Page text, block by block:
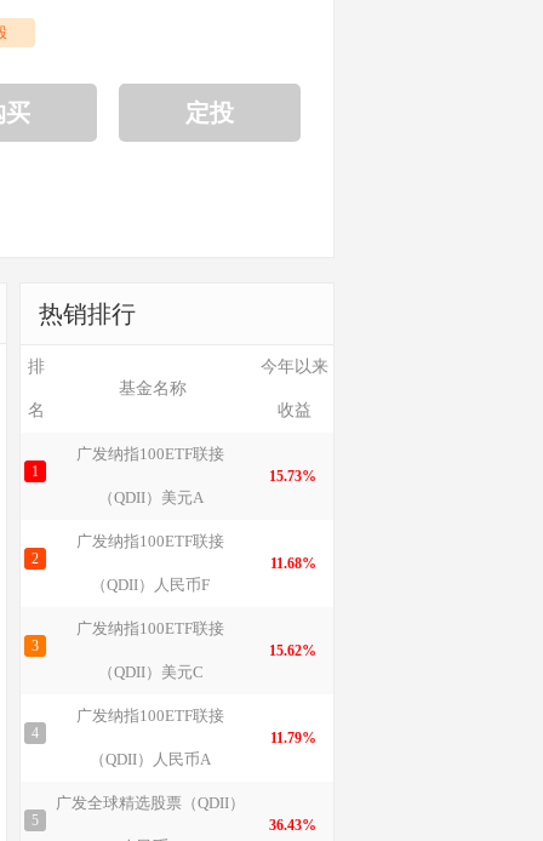
买 定投
热销排行
排
名
基金名称
今年以来
收益
1
广发纳指100ETF联接
（QDII）美元A
15.73%
2
广发纳指100ETF联接
（QDII）人民币F
11.68%
3
广发纳指100ETF联接
（QDII）美元C
15.62%
4
广发纳指100ETF联接
（QDII）人民币A
11.79%
5
广发全球精选股票（QDII）
36.43%